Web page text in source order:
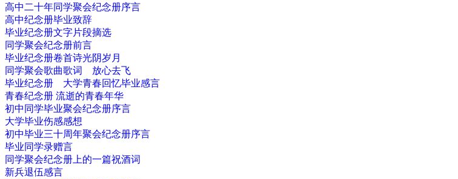
高中二十年同学聚会纪念册序言
高中纪念册毕业致辞
毕业纪念册文字片段摘选
同学聚会纪念册前言
毕业纪念册卷首诗光阴岁月
同学聚会歌曲歌词 放心去飞
毕业纪念册 大学青春回忆毕业感言
青春纪念册 流逝的青春年华
初中同学毕业聚会纪念册序言
大学毕业伤感感想
初中毕业三十周年聚会纪念册序言
毕业同学录赠言
同学聚会纪念册上的一篇祝酒词
新兵退伍感言